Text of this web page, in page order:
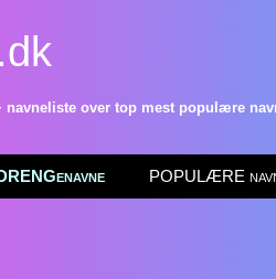
navneliste over top mest populære
POPULÆRE